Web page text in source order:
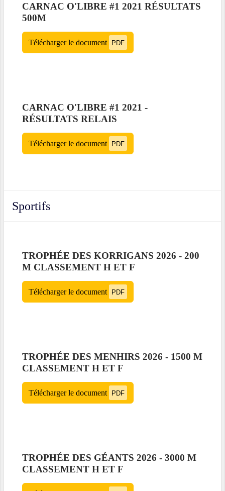
CARNAC O'LIBRE #1 2021 RÉSULTATS
500M
Télécharger le document PDF
CARNAC O'LIBRE #1 2021 -
RÉSULTATS RELAIS
Télécharger le document PDF
Sportifs
TROPHÉE DES KORRIGANS 2026 - 200
M CLASSEMENT H ET F
Télécharger le document PDF
TROPHÉE DES MENHIRS 2026 - 1500 M
CLASSEMENT H ET F
Télécharger le document PDF
TROPHÉE DES GÉANTS 2026 - 3000 M
CLASSEMENT H ET F